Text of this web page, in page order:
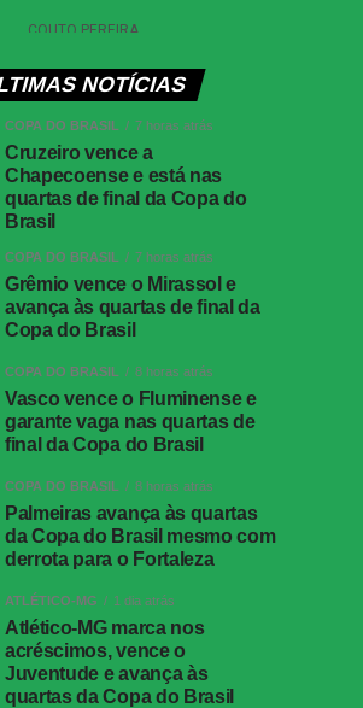
NOTÍCIAS
COPA DO BRASIL 7 horas atrás
Cruzeiro vence a
Chapecoense e está nas
quartas de final da Copa do
Brasil
COPA DO BRASIL 7 horas atrás
Grêmio vence o Mirassol e
avança às quartas de final da
Copa do Brasil
COPA DO BRASIL 8 horas atrás
Vasco vence o Fluminense e
garante vaga nas quartas de
final da Copa do Brasil
COPA DO BRASIL 8 horas atrás
Palmeiras avança às quartas
da Copa do Brasil mesmo com
derrota para o Fortaleza
ATLÉTICO-MG 1 dia atrás
Atlético-MG marca nos
acréscimos, vence o
Juventude e avança às
quartas da Copa do Brasil